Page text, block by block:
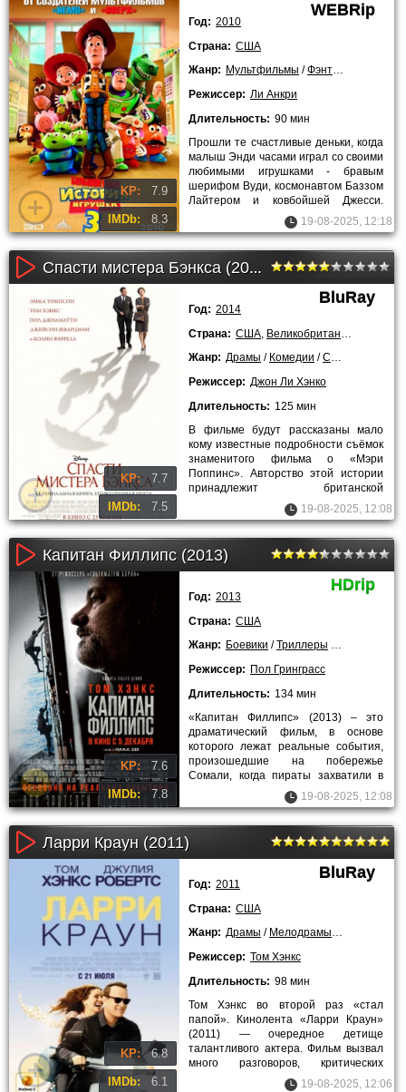
KP: 7.9
IMDb: 8.3
WEBRip
Год: 2010
Страна: США
Жанр: Мультфильмы /Фэнтези
Режиссер: Ли Анкри
Длительность: 90 мин
Прошли те счастливые деньки, когда
малыш Энди часами играл со своими
любимыми игрушками - бравым
шерифом Вуди, космонавтом Баззом
Лайтером и ковбойшей Джесси.
Парню уже исполнилось 17 лет,
19-08-2025, 12:18
Спасти мистера Бэнкса (2014)
KP: 7.7
IMDb: 7.5
BluRay
Год: 2014
Страна: США Великобритания
Жанр: Драмы / Комедии /Семейные
Режиссер: Джон Ли Хэнко
Длительность: 125 мин
В фильме будут рассказаны мало
кому известные подробности съёмок
знаменитого фильма о «Мэри
Поппинс». Авторство этой истории
принадлежит британской
писательнице Памеле Трэверс.
Главным
19-08-2025, 12:08
Капитан Филлипс (2013)
KP: 7.6
IMDb: 7.8
HDrip
Год: 2013
Страна: США
Жанр: Боевики /Триллеры Драмы
Режиссер: Пол Гринграсс
Длительность: 134 мин
«Капитан Филлипс» (2013) – это
драматический фильм, в основе
которого лежат реальные события,
произошедшие на побережье
Сомали, когда пираты захватили в
заложники мирное судно. Корабль
19-08-2025, 12:08
Ларри Краун (2011)
KP: 6.8
IMDb: 6.1
BluRay
Год: 2011
Страна: США
Жанр: Драмы / Мелодрамы/Комедии
Режиссер: Том Хэнкс
Длительность: 98 мин
Том Хэнкс во второй раз «стал
папой». Кинолента «Ларри Краун»
(2011) — очередное детище
талантливого актера. Фильм вызвал
много разговоров, критических
возражений и споров.
19-08-2025, 12:06